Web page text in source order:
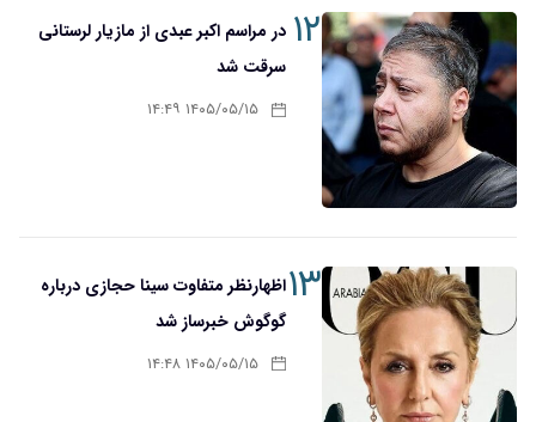
۱۲ در مراسم اکبر عبدی از مازیار لرستانی
سرقت شد
۱۴۰۵/۰۵/۱۵ ۱۴:۴۹
۱۳اظهارنظر متفاوت سینا حجازی درباره
گوگوش خبرساز شد
۱۴۰۵/۰۵/۱۵ ۱۴:۴۸